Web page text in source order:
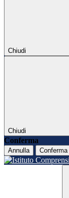
Chiudi
Chiudi
Conferma
Annulla Conferma